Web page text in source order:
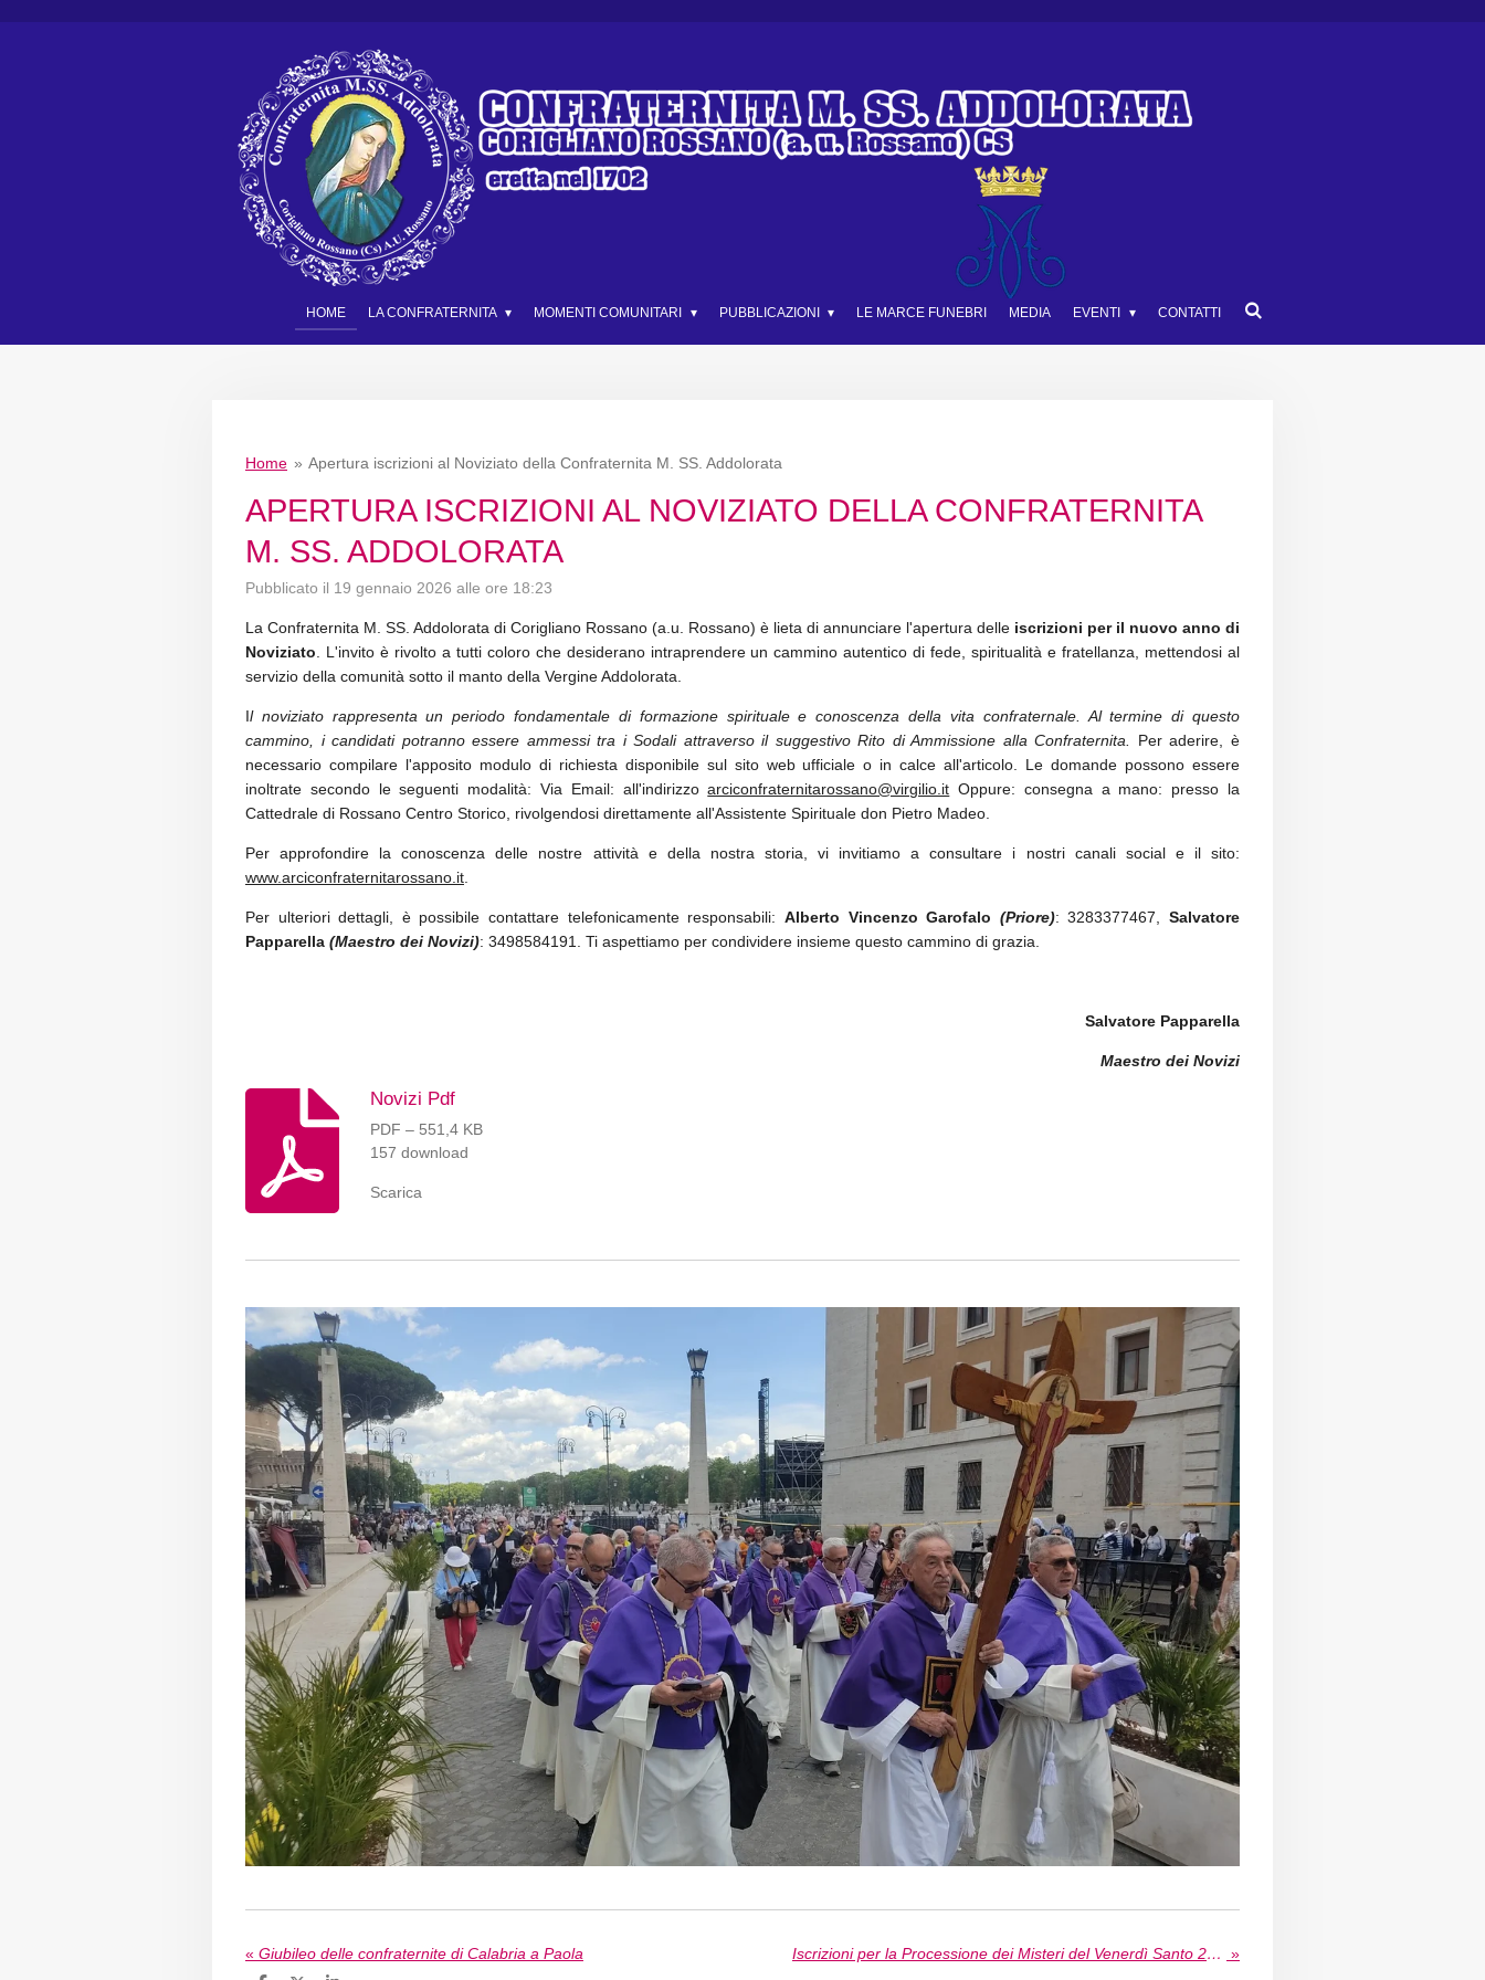
HOME LA CONFRATERNITA MOMENTI COMUNITARI PUBBLICAZIONI LE MARCE FUNEBRI MEDIA EVENTI CONTATTI
Home » Apertura iscrizioni al Noviziato della Confraternita M. SS. Addolorata
APERTURA ISCRIZIONI AL NOVIZIATO DELLA CONFRATERNITA
M. SS. ADDOLORATA
Pubblicato il 19 gennaio 2026 alle ore 18:23
La Confraternita M. SS. Addolorata di Corigliano Rossano (a.u. Rossano) è lieta di annunciare l'apertura delle iscrizioni per il nuovo anno di
Noviziato . L'invito è rivolto a tutti coloro che desiderano intraprendere un cammino autentico di fede, spiritualità e fratellanza, mettendosi al
servizio della comunità sotto il manto della Vergine Addolorata.
Il noviziato rappresenta un periodo fondamentale di formazione spirituale e conoscenza della vita confraternale. Al termine di questo
cammino, i candidati potranno essere ammessi tra i Sodali attraverso il suggestivo Rito di Ammissione alla Confraternita.
Per aderire, è
necessario compilare l'apposito modulo di richiesta disponibile sul sito web ufficiale o in calce all'articolo. Le domande possono essere
inoltrate secondo le seguenti modalità: Via Email: all'indirizzoarciconfraternitarossano@virgilio.it Oppure: consegna a mano: presso la
Cattedrale di Rossano Centro Storico, rivolgendosi direttamente all'Assistente Spirituale don Pietro Madeo.
Per approfondire la conoscenza delle nostre attività e della nostra storia, vi invitiamo a consultare i nostri canali social e il sito:
www.arciconfraternitarossano.it
Per ulteriori dettagli, è possibile contattare telefonicamente responsabili: Alberto Vincenzo Garofalo (Priore): 3283377467,Salvatore
Papparella (Maestro dei Novizi): 3498584191. Ti aspettiamo per condividere insieme questo cammino di grazia.
Salvatore Papparella
Maestro dei Novizi
Novizi Pdf
PDF – 551,4 KB
157 download
Scarica
« Giubileo delle confraternite di Calabria a Paola Iscrizioni per la Processione dei Misteri del Venerdì Santo 2026 a Rossano »